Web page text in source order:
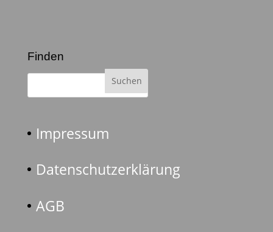
Finden
Impressum
Datenschutzerklärung
AGB